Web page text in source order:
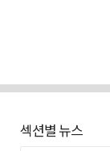
섹션별 뉴스